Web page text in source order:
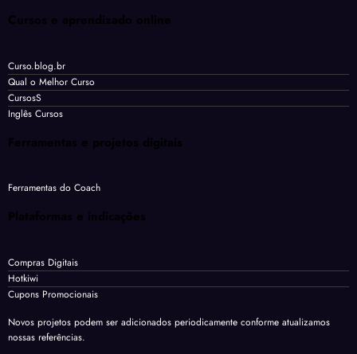
Cursos e aprendizado online
Curso.blog.br
Qual o Melhor Curso
CursosS
Inglês Cursos
Ferramentas e projetos digitais
Ferramentas do Coach
Plataformas e indicações
Compras Digitais
Hotkiwi
Cupons Promocionais
Novos projetos podem ser adicionados periodicamente conforme atualizamos
nossas referências.